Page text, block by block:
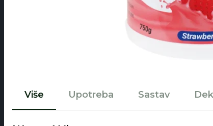
Više Upotreba Sastav